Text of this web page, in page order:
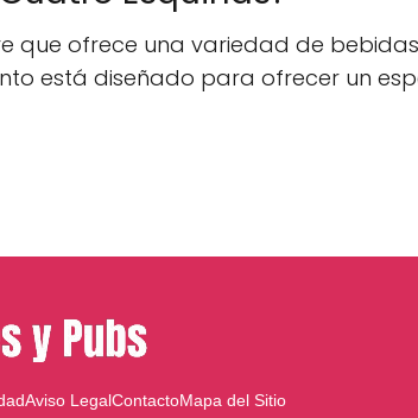
que ofrece una variedad de
está diseñado para ofrecer un
Aviso LegalContactoMapa del Sitio